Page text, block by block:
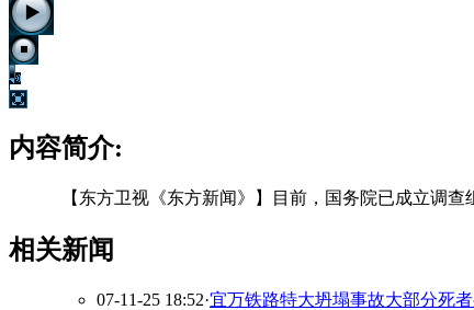
内容简介:
【东方卫视《东方新闻》】目前，国务院已成立调查组
相关新闻
07-11-25 18:52·宜万铁路特大坍塌事故大部分死